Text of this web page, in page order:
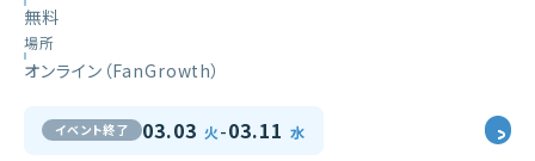
無料
場所
オンライン（FanGrowth）
イベント終了 03.03 火-03.11 水